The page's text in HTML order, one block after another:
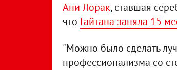
Ани Лорак, ставшая
что Гайтана заняла 15
"Можно было сделать
профессионализма со